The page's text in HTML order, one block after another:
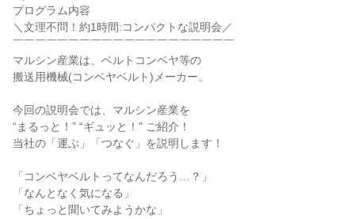
プログラム内容
＼文理不問！約1時間:コンパクトな説明会／
￣￣￣￣￣￣￣￣￣￣￣￣￣￣￣￣￣￣￣￣
マルシン産業は、ベルトコンベヤ等の
搬送用機械(コンベヤベルト)メーカー。
今回の説明会では、マルシン産業を
“まるっと！” “ギュッと！” ご紹介！
当社の「運ぶ」「つなぐ」を説明します！
「コンベヤベルトってなんだろう…？」
「なんとなく気になる」
「ちょっと聞いてみようかな」